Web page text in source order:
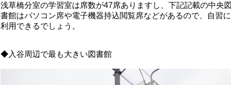
浅草橋分室の学習室は席数が47席ありますし、下記記載の中央図
書館はパソコン席や電子機器持込閲覧席などがあるので、自習に
利用できるでしょう。
◆入谷周辺で最も大きい図書館